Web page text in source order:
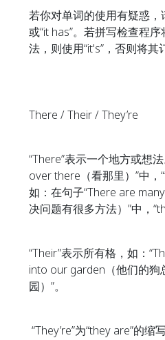
若你对单词的使用有疑惑，
或“it has”。若拼写检查程
法，则使用“it's”，否则将其
There / Their / They’re
“There”表示一个地方或想
over there（看那里）”中，
如：在句子“There are
决问题有很多方法）”中，
“Their”表示所有格，如：
into our garden（他们的狗
园）”。
“They’re”为“they are”的